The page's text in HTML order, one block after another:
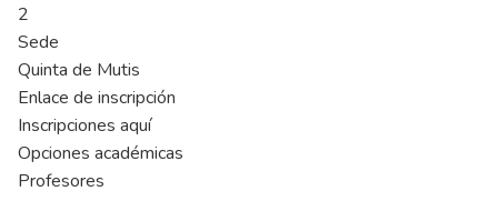
2
Sede
Quinta de Mutis
Enlace de inscripción
Inscripciones aquí
Opciones académicas
Profesores